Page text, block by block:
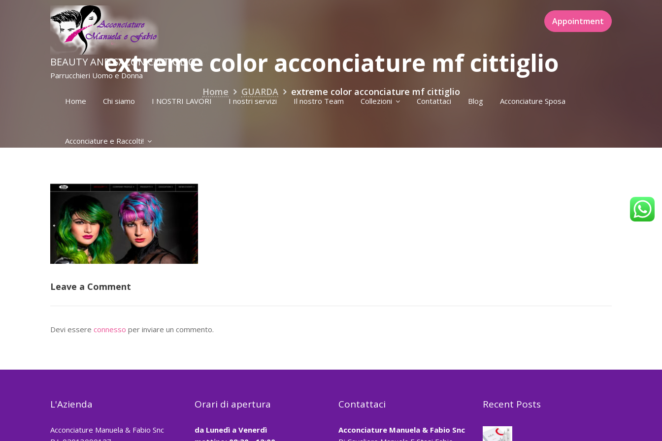
BEAUTY AND SALON CITTIGLIO
Parrucchieri Uomo e Donna
Appointment
Home Chi siamo I NOSTRI LAVORI I nostri servizi Il nostro Team Collezioni Contattaci Blog Acconciature Sposa
Acconciature e Raccolti!
extreme color acconciature mf cittiglio
Home GUARDA extreme color acconciature mf cittiglio
Leave a Comment
Devi essere connesso per inviare un commento.
L'Azienda
Acconciature Manuela & Fabio Snc
Orari di apertura
da Lunedì a Venerdì
Contattaci
Acconciature Manuela & Fabio Snc
Recent PostsPrevenzione caduta